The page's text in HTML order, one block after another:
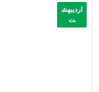
اردیبهش
ت